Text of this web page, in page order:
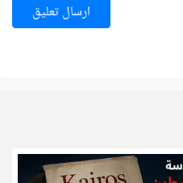
ارسال تعليق